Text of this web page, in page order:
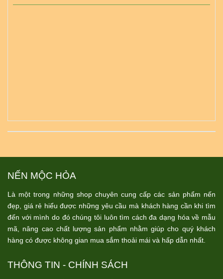
NẾN MỘC HỎA
Là một trong những shop chuyên cung cấp các sản phẩm nến
đẹp, giá rẻ hiểu được những yêu cầu mà khách hàng cần khi tìm
đến với mình do đó chúng tôi luôn tìm cách đa dạng hóa về mẫu
mã, nâng cao chất lượng sản phẩm nhằm giúp cho quý khách
hàng có được không gian mua sắm thoải mái và hấp dẫn nhất.
THÔNG TIN - CHÍNH SÁCH